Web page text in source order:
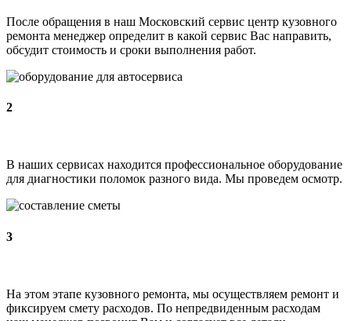
После обращения в наш Московский сервис центр кузовного
ремонта менеджер определит в какой сервис Вас направить,
обсудит стоимость и сроки выполнения работ.
2
В наших сервисах находится профессиональное оборудование
для диагностики поломок разного вида. Мы проведем осмотр.
3
На этом этапе кузовного ремонта, мы осуществляем ремонт и
фиксируем смету расходов. По непредвиденным расходам